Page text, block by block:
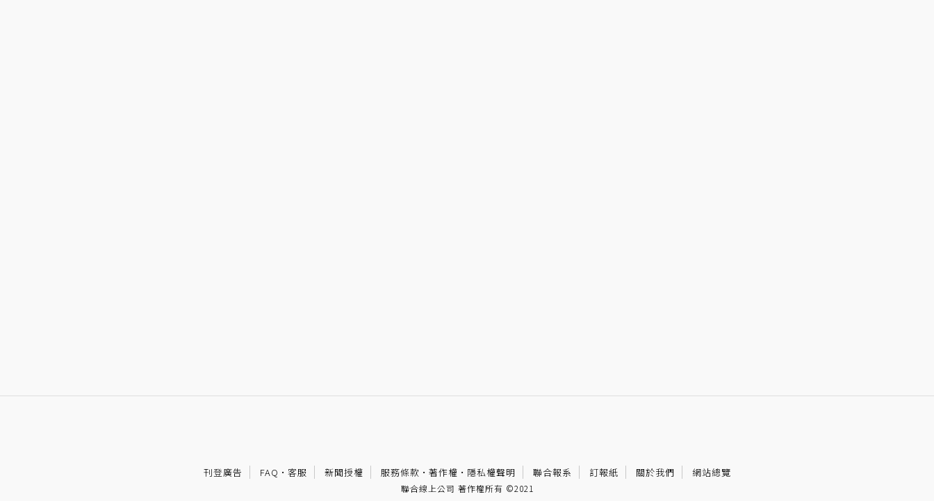
刊登廣告 FAQ · 客服 新聞授權 服務條款 · 著作權 · 隱私權聲明 聯合報系 訂報紙 關於我們 網站總覽
聯合線上公司 著作權所有 ©2021